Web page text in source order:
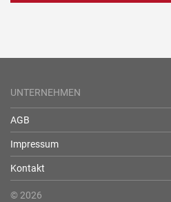
UNTERNEHMEN
AGB
Impressum
Kontakt
© 2026